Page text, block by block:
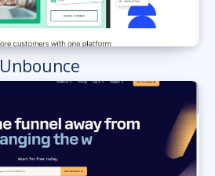
Unbounce